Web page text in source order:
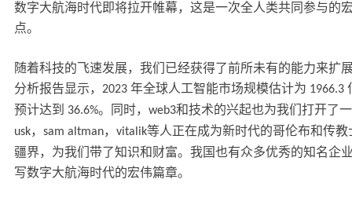
数字大航海时代即将拉开帷幕，这是一次全人类共同参与的
点。
随着科技的飞速发展，我们已经获得了前所未有的能力来扩
分析报告显示， 2023 年全球人工智能市场规模估计为 1966.3
预计达到 36.6%。同时， web3和技术的兴起也为我们打开了
usk， sam altman， vitalik等人正在成为新时代的哥伦布和传
疆界，为我们带了知识和财富。我国也有众多优秀的知名企
写数字大航海时代的宏伟篇章。